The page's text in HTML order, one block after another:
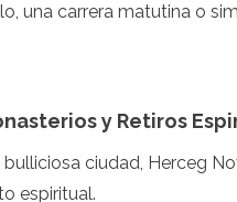
una carrera matutina o
y Retiros
bulliciosa ciudad, Herceg
espiritual.